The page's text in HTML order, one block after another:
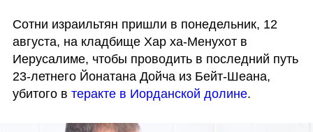
Сотни израильтян пришли в понедельник, 12
августа, на кладбище Хар ха-Менухот в
Иерусалиме, чтобы проводить в последний путь
23-летнего Йонатана Дойча из Бейт-Шеана,
убитого в теракте в Иорданской долине.